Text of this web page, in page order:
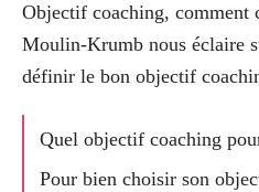
Objectif coaching, comment
Moulin-Krumb nous éclaire
définir le bon objectif
Quel objectif coaching
Pour bien choisir son